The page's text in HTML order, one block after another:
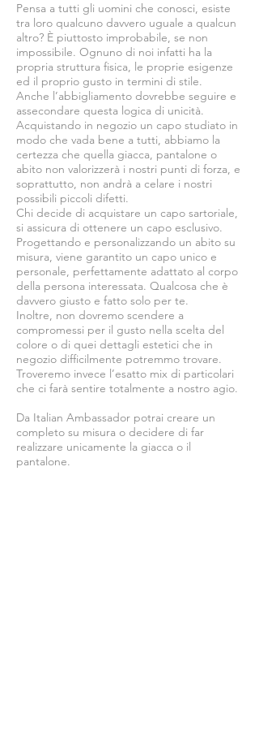
Pensa a tutti gli uomini che conosci, esiste
tra loro qualcuno davvero uguale a qualcun
altro? È piuttosto improbabile, se non
impossibile. Ognuno di noi infatti ha la
propria struttura fisica, le proprie esigenze
ed il proprio gusto in termini di stile.
Anche l’abbigliamento dovrebbe seguire e
assecondare questa logica di unicità.
Acquistando in negozio un capo studiato in
modo che vada bene a tutti, abbiamo la
certezza che quella giacca, pantalone o
abito non valorizzerà i nostri punti di forza, e
soprattutto, non andrà a celare i nostri
possibili piccoli difetti.
Chi decide di acquistare un capo sartoriale,
si assicura di ottenere un capo esclusivo.
Progettando e personalizzando un abito su
misura, viene garantito un capo unico e
personale, perfettamente adattato al corpo
della persona interessata. Qualcosa che è
davvero giusto e fatto solo per te.
Inoltre, non dovremo scendere a
compromessi per il gusto nella scelta del
colore o di quei dettagli estetici che in
negozio difficilmente potremmo trovare.
Troveremo invece l’esatto mix di particolari
che ci farà sentire totalmente a nostro agio.
Da Italian Ambassador potrai creare un
completo su misura o decidere di far
realizzare unicamente la giacca o il
pantalone.